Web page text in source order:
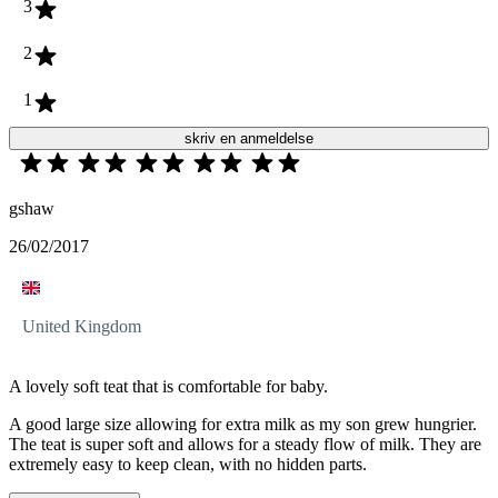
3
2
1
skriv en anmeldelse
gshaw
26/02/2017
United Kingdom
A lovely soft teat that is comfortable for baby.
A good large size allowing for extra milk as my son grew hungrier.
The teat is super soft and allows for a steady flow of milk. They are
extremely easy to keep clean, with no hidden parts.